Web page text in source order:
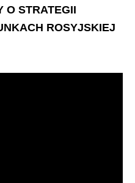
O STRATEGII
ROSYJSKIEJ